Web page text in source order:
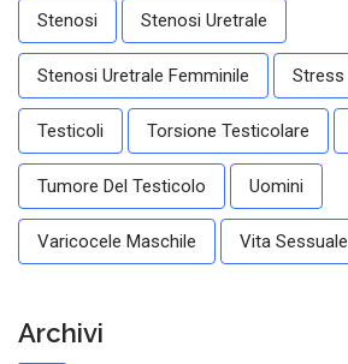
Stenosi Stenosi Uretrale
Stenosi Uretrale Femminile Stress
Testicoli Torsione Testicolare
Tumore Del Testicolo Uomini
Varicocele Maschile Vita Sessuale
Archivi